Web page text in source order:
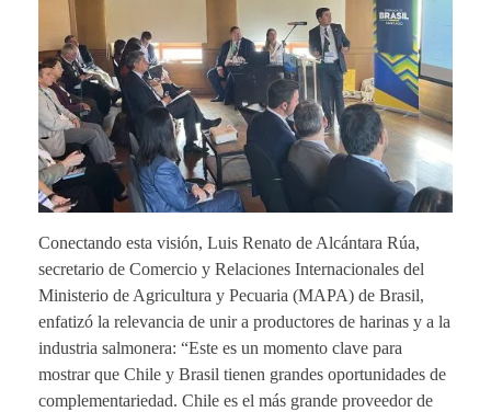
Conectando esta visión, Luis Renato de Alcántara Rúa,
secretario de Comercio y Relaciones Internacionales del
Ministerio de Agricultura y Pecuaria (MAPA) de Brasil,
enfatizó la relevancia de unir a productores de harinas y a la
industria salmonera: “Este es un momento clave para
mostrar que Chile y Brasil tienen grandes oportunidades de
complementariedad. Chile es el más grande proveedor de